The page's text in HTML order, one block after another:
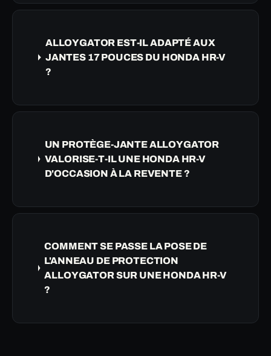
ALLOYGATOR EST-IL ADAPTÉ AUX
JANTES 17 POUCES DU HONDA HR-V
?
UN PROTÈGE-JANTE ALLOYGATOR
VALORISE-T-IL UNE HONDA HR-V
D'OCCASION À LA REVENTE ?
COMMENT SE PASSE LA POSE DE
L'ANNEAU DE PROTECTION
ALLOYGATOR SUR UNE HONDA HR-V
?